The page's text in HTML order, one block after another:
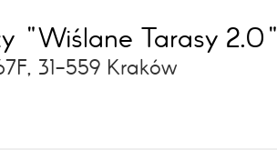
"Wiślane Tarasy 2.0"
31-559 Kraków